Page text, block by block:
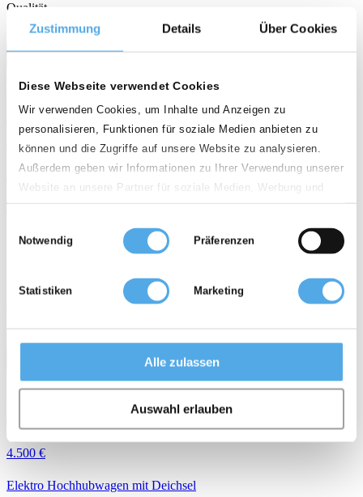
Zustimmung Details Über Cookies
Diese Webseite verwendet Cookies
Wir verwenden Cookies, um Inhalte und Anzeigen zu
personalisieren, Funktionen für soziale Medien anbieten zu
können und die Zugriffe auf unsere Website zu analysieren.
Außerdem geben wir Informationen zu Ihrer Verwendung unserer
Website an unsere Partner für soziale Medien, Werbung und
Analysen weiter. Unsere Partner führen diese Informationen
möglicherweise mit weiteren Daten zusammen, die Sie ihnen
bereitgestellt haben oder die sie im Rahmen Ihrer Nutzung der
Notwendig Präferenzen
Statistiken Marketing
Alle zulassen
Auswahl erlauben
Qualität
starstarstar
call email favorite_border
Neu
Jungheinrich EJE 114 Baujahr 2023/ Nur 506
Stunden / TOP ZUSTAND / Doppelstock
3.500 €
Elektro Niederhubwagen mit Deichsel
weight1.400 kgcalendar_month history_2 506 h
Neu
Jungheinrich EJC 212z 115 290 ZZ
4.500 €
Elektro Hochhubwagen mit Deichsel